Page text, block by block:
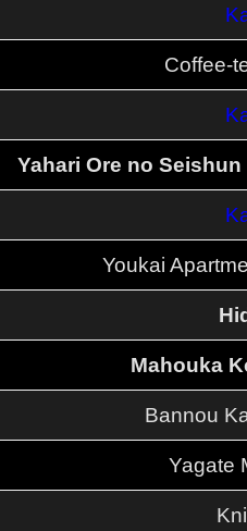
Coffee-
Yahari Ore no
Youkai
Mahouka
Bannou
Yagate